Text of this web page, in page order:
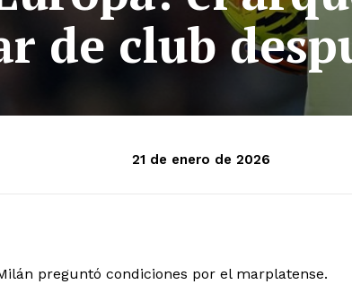
de club
21 de enero de 2026
preguntó condiciones por el marplatense.